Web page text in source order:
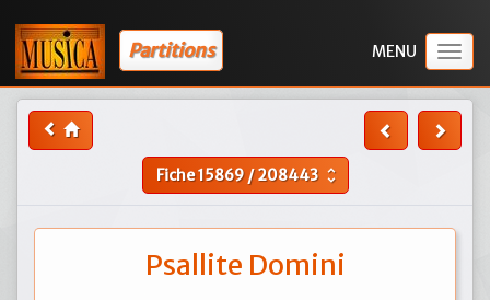
Partitions
Fiche15869/208443 unfold_more
Psallite Domini